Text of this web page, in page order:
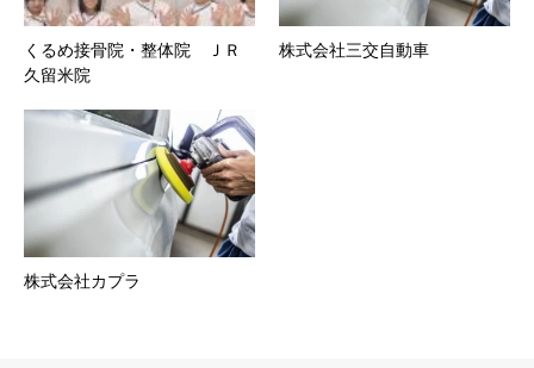
くるめ接骨院・整体院 ＪＲ
久留米院
株式会社三交自動車
株式会社カプラ